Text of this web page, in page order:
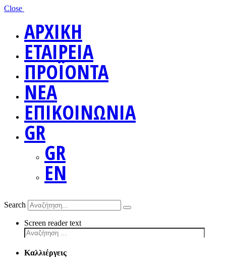
Close
ΑΡΧΙΚΗ
ΕΤΑΙΡΕΙΑ
ΠΡΟΪΟΝΤΑ
ΝΕΑ
ΕΠΙΚΟΙΝΩΝΙΑ
GR
GR
EN
Search
Screen reader text
Καλλιέργεις